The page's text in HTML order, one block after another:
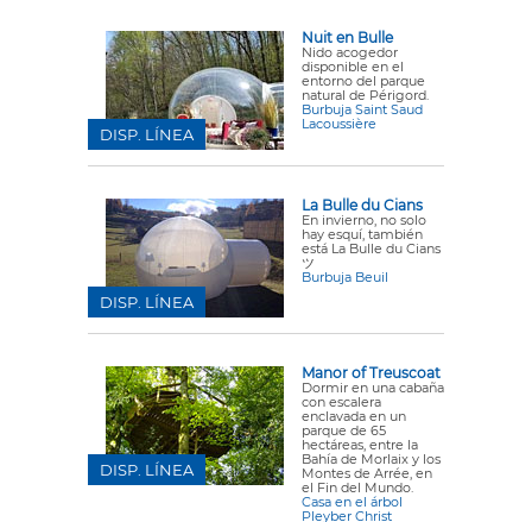
Nuit en Bulle
Nido acogedor
disponible en el
entorno del parque
natural de Périgord.
Burbuja Saint Saud
Lacoussière
DISP. LÍNEA
La Bulle du Cians
En invierno, no solo
hay esquí, también
está La Bulle du Cians
ツ
Burbuja Beuil
DISP. LÍNEA
Manor of Treuscoat
Dormir en una cabaña
con escalera
enclavada en un
parque de 65
hectáreas, entre la
Bahía de Morlaix y los
Montes de Arrée, en
el Fin del Mundo.
Casa en el árbol
Pleyber Christ
DISP. LÍNEA